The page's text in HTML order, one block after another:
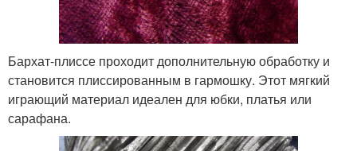
Бархат-плиссе проходит дополнительную обработку и
становится плиссированным в гармошку. Этот мягкий
играющий материал идеален для юбки, платья или
сарафана.